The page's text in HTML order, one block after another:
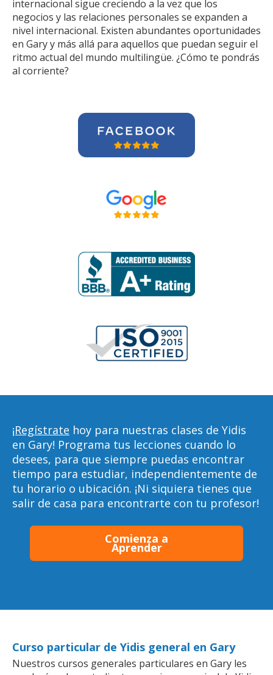
internacional sigue creciendo a la vez que los
negocios y las relaciones personales se expanden a
nivel internacional. Existen abundantes oportunidades
en Gary y más allá para aquellos que puedan seguir el
ritmo actual del mundo multilingüe. ¿Cómo te pondrás
al corriente?
¡Regístrate hoy para nuestras clases de Yidis
en Gary! Programa tus lecciones cuando lo
desees, para que siempre puedas encontrar
tiempo para estudiar, independientemente de
tu horario o ubicación. ¡Ni siquiera tienes que
salir de casa para encontrarte con tu profesor!
Comienza a
Aprender
Curso particular de Yidis general en Gary
Nuestros cursos generales particulares en Gary les